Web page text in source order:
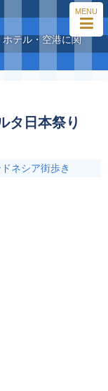
MENU
テル・空港に関
ネシア街歩き